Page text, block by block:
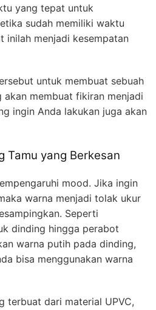
yang tepat untuk
sudah memiliki waktu
inilah menjadi kesempatan
untuk membuat sebuah
akan membuat fikiran menjadi
ingin Anda lakukan juga akan
Tamu yang Berkesan
mood. Jika ingin
warna menjadi tolak ukur
Seperti
dinding hingga perabot
warna putih pada dinding,
bisa menggunakan warna
terbuat dari material UPVC,